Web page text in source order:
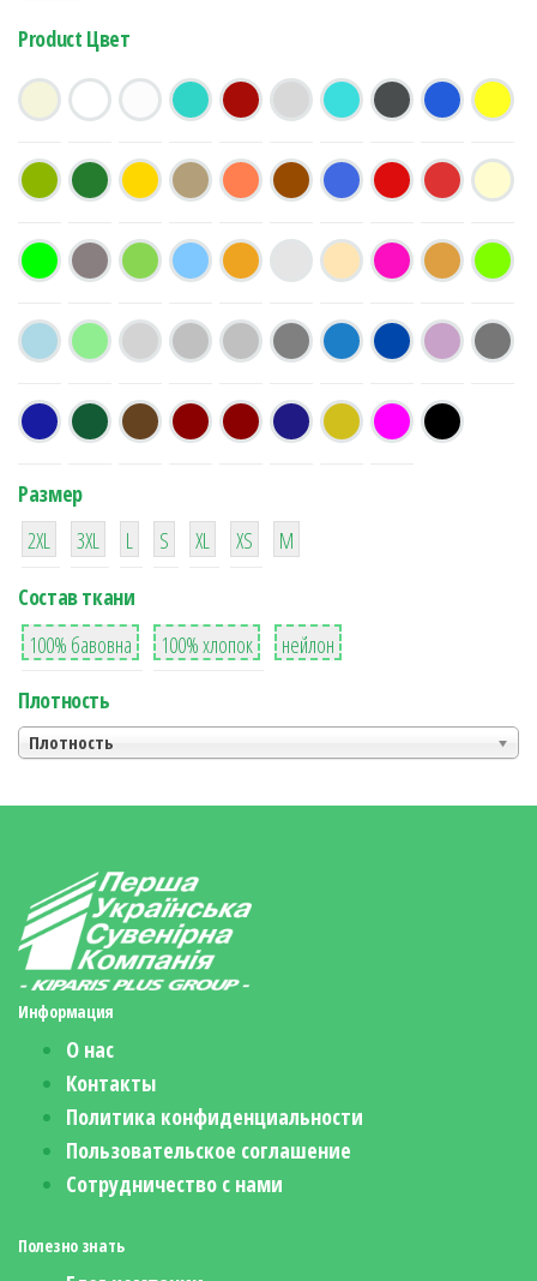
Product Цвет
Размер
38
2XL
16
3XL
42
L
42
S
42
XL XS
М
Состав ткани
8
100% бавовна
36
100% хлопок
2
нейлон
Плотность
Плотность
Информация
О нас
Контакты
Политика конфиденциальности
Пользовательское соглашение
Сотрудничество с нами
Полезно знать